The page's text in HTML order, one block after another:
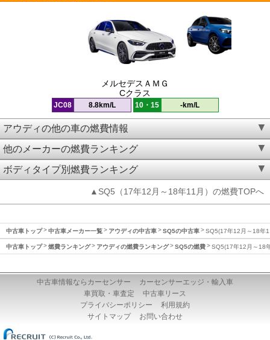
メルセデスＡＭＧ
Cクラス
JC08 8.8km/L 10・15 -km/L
アウディの他の車の燃費情報
他のメーカーの燃費ランキング
ボディタイプ別燃費ランキング
▲SQ5（17年12月～18年11月）の燃費TOPへ
中古車トップ 中古車メーカー一覧 アウディの中古車 SQ5の中古車 SQ5(17年12月～18年
中古車トップ 燃費ランキング アウディの燃費ランキング SQ5の燃費 SQ5(17年12月～18
中古車情報ならカーセンサー
カーセンサーエッジ・輸入車
車買取・車査定
中古車リース
プライバシーポリシー
利用規約
サイトマップ
お問い合わせ